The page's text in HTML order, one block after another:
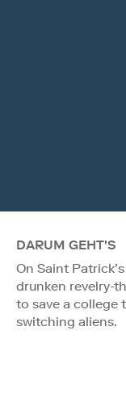
DARUM GEHT'S
On Saint
drunken revelry-
to save a college
switching aliens.